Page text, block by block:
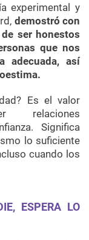
experimental y
demostró con
ser honestos
que nos
adecuada, así
Es el valor
relaciones
Significa
lo suficiente
cuando los
ESPERA LO